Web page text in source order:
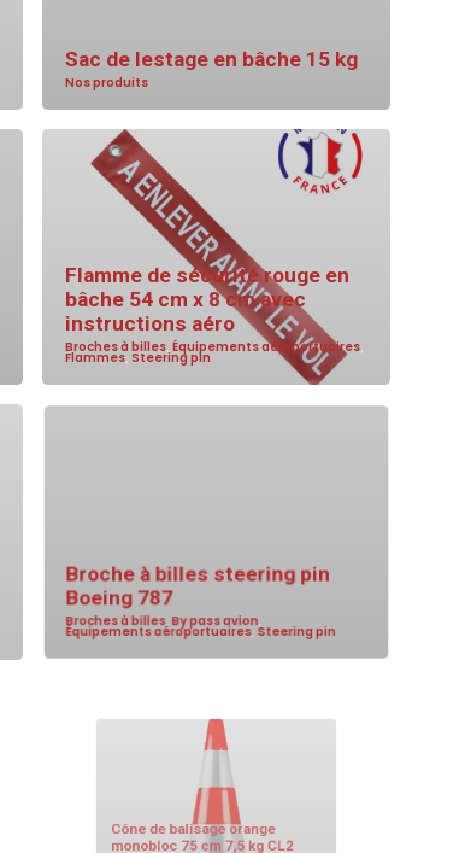
Sac de lestage en bâche 15 kg
Nos produits
Flamme de sécurité rouge en
bâche 54 cm x 8 cm avec
instructions aéro
Broches à billes, Équipements aéroportuaires,
Flammes, Steering pin
Broche à billes steering pin
Boeing 787
Broches à billes, By pass avion
Équipements aéroportuaires ,Steering pin
Cône de balisage orange